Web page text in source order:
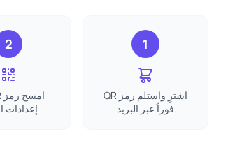
1
اشترِ واستلم رمز QR
فوراً عبر البريد
2
إعدادات